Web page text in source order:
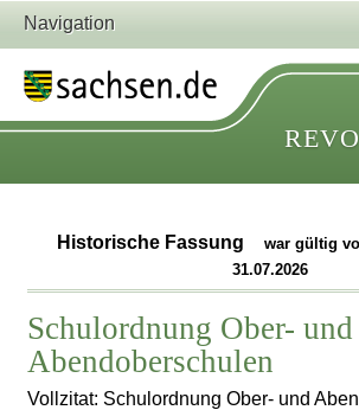
Navigation
Historische Fassung
war gültig
31.07.2026
Schulordnung Ober- und
Abendoberschulen
Vollzitat: Schulordnung Ober- und